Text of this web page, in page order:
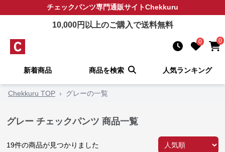
チェックパンツ専門通販サイトChekkuru
10,000円以上のご購入で送料無料
0 0
新着商品 商品を検索 人気ランキング
Chekkuru TOP › グレーの一覧
グレー チェックパンツ 商品一覧
19件の商品が見つかりました